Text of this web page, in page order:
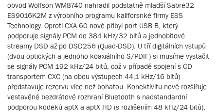
obvod Wolfson WM8740 nahradil podstatně mladší Sabre32
ES9016K2M z výrobního programu kaliforsnké firmy ESS
Technology. Oproti CXA 60 nově přibyl port USB-B, který
podporuje signály PCM do 384 kHz/32 bitů a jednobitové
streamy DSD až po DSD256 (Quad-DSD). U tří digitálních vstupů
(dvou optických a jednoho koaxiálního S/PDIF) si musíme vystačit
se signály PCM 192 kHz/24 bitů, což v případě spojení s CD
transportem CXC (na obou výstupech 44,1 kHz/16 bitů)
představuje rezervu více než bohatou. Konektivitu nově rozšiřuje
vestavěné bezdrátové rozhraní Bluetooth s nadstandardní
podporou kodeků aptX a aptX HD (s rozlišením 48 kHz/24 bitů),